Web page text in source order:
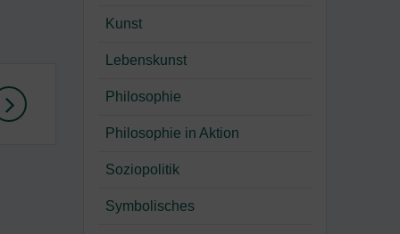
Kunst
Lebenskunst
Philosophie
Philosophie in Aktion
Soziopolitik
Symbolisches